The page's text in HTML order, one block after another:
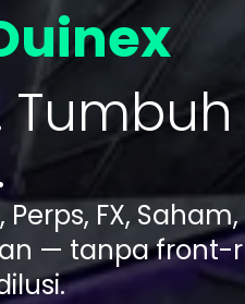
FX,
— tanpa front-